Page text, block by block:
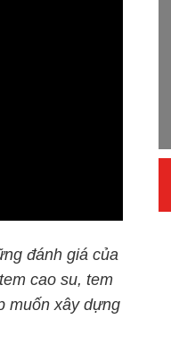
đánh giá của
cao su, tem
muốn xây dựng